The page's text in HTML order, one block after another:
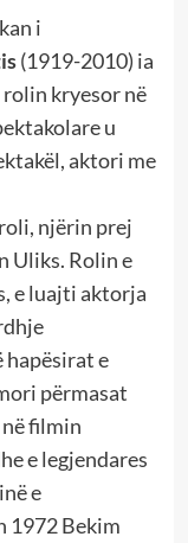
i
(1919-2010) ia
kryesor në
u
aktori me
njërin prej
Uliks. Rolin e
e luajti aktorja
hapësirat e
përmasat
filmin
e legjendares
e
1972 Bekim